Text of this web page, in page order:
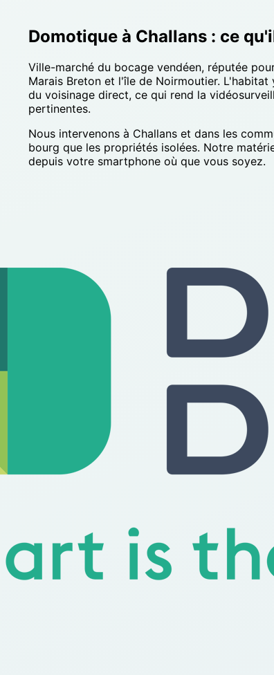
Domotique à Challans : ce
Ville-marché du bocage vendéen, réputée
Marais Breton et l'île de Noirmoutier.
du voisinage direct, ce qui rend la
pertinentes.
Nous intervenons à Challans et dans les
bourg que les propriétés isolées. Notre
depuis votre smartphone où que vous soyez.